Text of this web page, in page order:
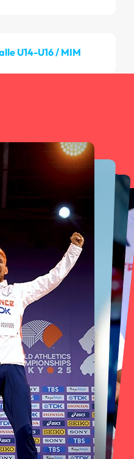
U14-U16 / MIM